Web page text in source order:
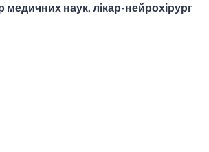
медичних наук, лікар-нейрохірург